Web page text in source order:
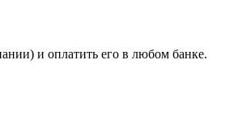
и оплатить его в любом банке.